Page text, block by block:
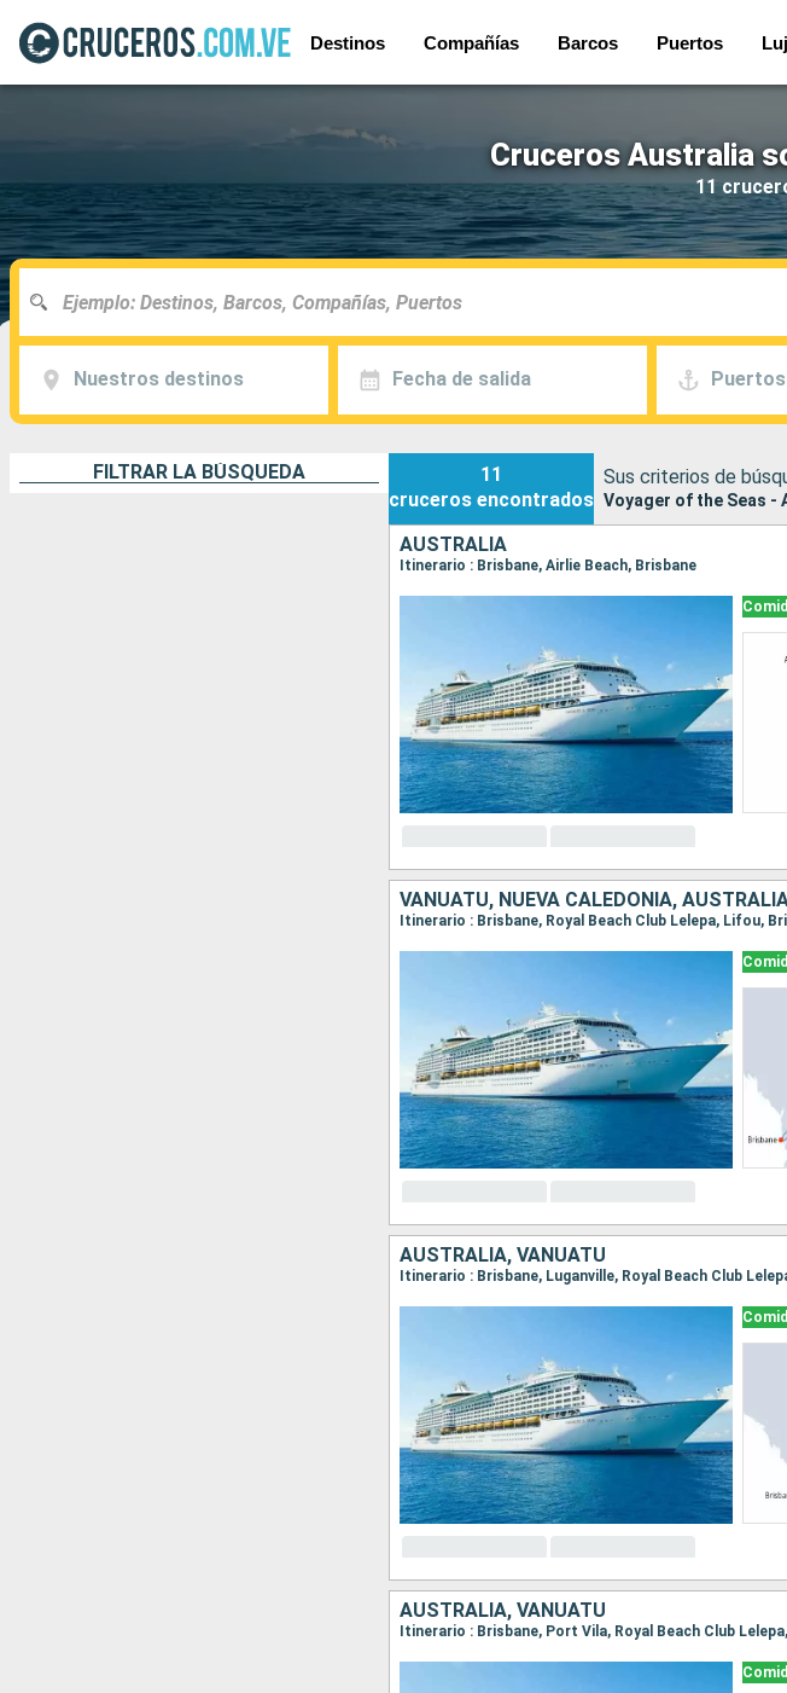
Destinos Compañías Barcos Puertos
Cruceros Australia
11
Nuestros destinos Fecha de salida Puertos
FILTRAR LA BÚSQUEDA
11
cruceros encontrados
Sus criterios de
Voyager of the Seas -
AUSTRALIA
Itinerario : Brisbane, Airlie Beach, Brisbane
VANUATU, NUEVA CALEDONIA,
Itinerario : Brisbane, Royal Beach Club Lelepa, Lifou,
AUSTRALIA, VANUATU
Itinerario : Brisbane, Luganville, Royal Beach Club
AUSTRALIA, VANUATU
Itinerario : Brisbane, Port Vila, Royal Beach Club